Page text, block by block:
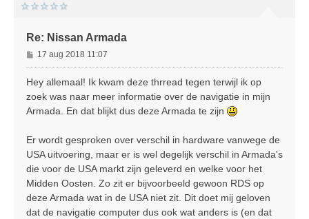
Re: Nissan Armada
B
e
r
h
17 aug 2018 11:07
Hey allemaal! Ik kwam deze thrread tegen terwijl ik op
zoek was naar meer informatie over de navigatie in mijn
Armada. En dat blijkt dus deze Armada te zijn
Er wordt gesproken over verschil in hardware vanwege de
USA uitvoering, maar er is wel degelijk verschil in Armada's
die voor de USA markt zijn geleverd en welke voor het
Midden Oosten. Zo zit er bijvoorbeeld gewoon RDS op
deze Armada wat in de USA niet zit. Dit doet mij geloven
dat de navigatie computer dus ook wat anders is (en dat